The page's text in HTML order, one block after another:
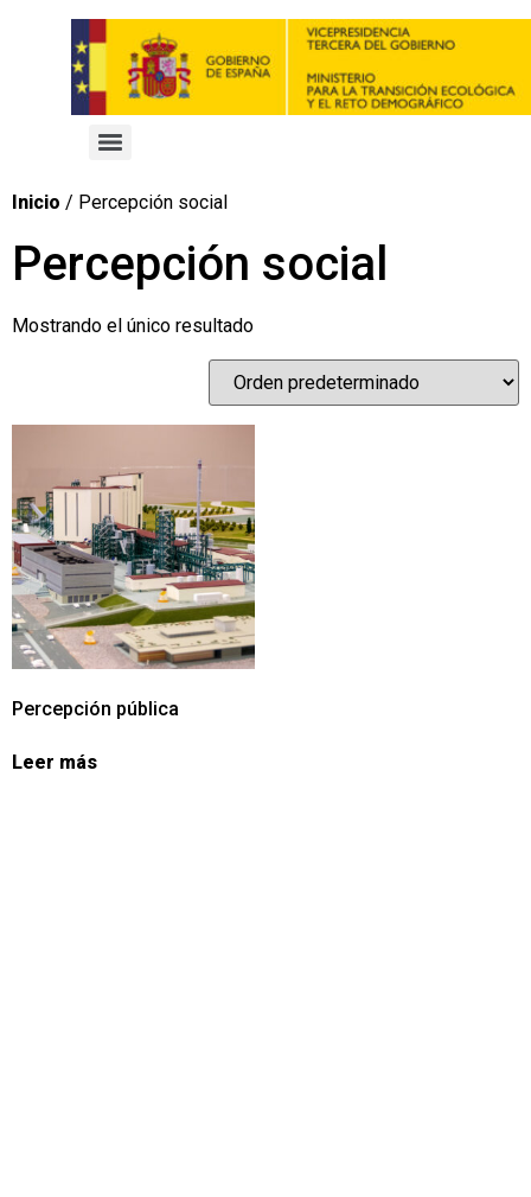
Inicio / Percepción social
Percepción social
Mostrando el único resultado
Percepción pública
Leer más